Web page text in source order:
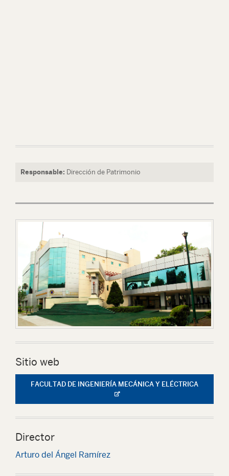
Responsable: Dirección de Patrimonio
Sitio web
FACULTAD DE INGENIERÍA MECÁNICA Y ELÉCTRICA
Director
Arturo del Ángel Ramírez